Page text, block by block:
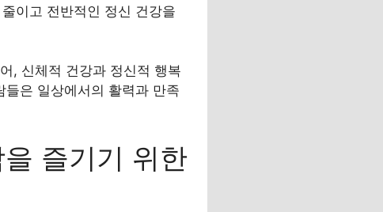
이고 전반적인 정신 건강을
, 신체적 건강과 정신적 행복
은 일상에서의 활력과 만족
즐기기 위한